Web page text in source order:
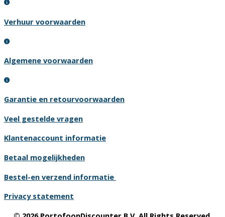
Verhuur voorwaarden
Algemene voorwaarden
Garantie en retourvoorwaarden
Veel gestelde vragen
Klantenaccount informatie
Betaal mogelijkheden
Bestel-en verzend informatie
Privacy statement